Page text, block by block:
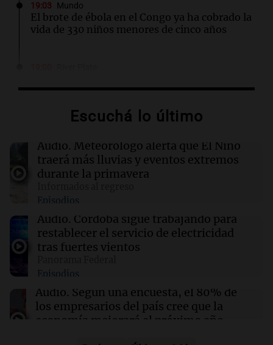
19:03 Mundo
El brote de ébola en el Congo ya ha cobrado la
vida de 330 niños menores de cinco años
brasileño por una cifra millonaria
PSG refuerza su delantera con el fichaje de
Maghnes Akliouche del Monaco por 50
millones de euros
18:57 Amamos Argentina
El 80% de los empresarios del país esperan
una mejora económica en 2027, aunque con
cautela
18:55 Espectáculos
Revelan un video que complica a la madre de
Wanda Nara en la causa con Mauro Icardi
Escuchá lo último
Audio. Meteorólogo alerta que El Niño
traerá más lluvias y eventos extremos
durante la primavera
Episodios
Audio. Córdoba sigue trabajando para
restablecer el servicio de electricidad
tras fuertes vientos
Episodios
Audio. Según una encuesta, el 80% de
los empresarios del país cree que la
economía mejorará el próximo año